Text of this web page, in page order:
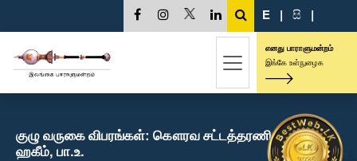
E | සි |
எனது பாராளுமன்றம்
இங்கே உள்நுழைக
குழு வருகை விபரங்கள்: கௌரவ சட்டத்தரணி ரஊப்
ஹகீம், பா.உ.